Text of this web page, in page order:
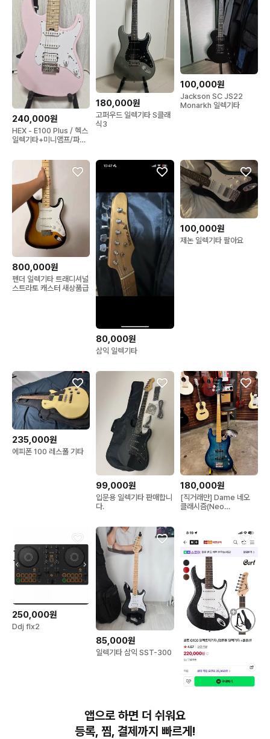
240,000원
HEX - E100 Plus / 헥스
일렉기타+미니앰프/파스
상
180,000원
고퍼우드 일렉기타 S클래
식3
100,000원
Jackson SC JS22
Monarkh 일렉기타
800,000원
펜더 일렉기타 트래디셔널
스트라토 캐스터 새상품급
80,000원
삼익 일렉기타
100,000원
제논 일렉기타 팔아요
235,000원
에피폰 100 레스폴 기타
99,000원
입문용 일렉기타 판매합니
다.
180,000원
[직거래만] Dame 네오
클래시즘(Neo
250,000원
Ddj flx2
85,000원
일렉기타 삼익 SST-300
일렉기타 블랙
앱으로 하면 더 쉬워요
등록, 찜, 결제까지 빠르게!